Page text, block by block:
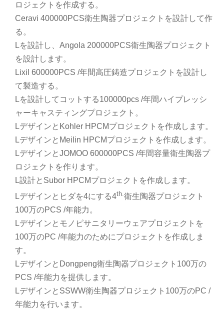
ロジェクトを作成する。
Ceravi 400000PCS衛生陶器プロジェクトを設計して作
る。
Lを設計し、Angola 200000PCS衛生陶器プロジェクト
を設計します。
Lixil 600000PCS /年間高圧鋳造プロジェクトを設計し
て製造する。
Lを設計してコットする100000pcs /年間ハイプレッシ
ャーキャスティングプロジェクト。
LデザインとKohler HPCMプロジェクトを作成します。
LデザインとMeilin HPCMプロジェクトを作成します。
LデザインとJOMOO 600000PCS /年間容量衛生陶器プ
ロジェクトを作ります。
L設計とSubor HPCMプロジェクトを作成します。
Lデザインとヒダを4にする4th.衛生陶器プロジェクト
100万のPCS /年能力。
Lデザインとモノピサニタリーウェアプロジェクトを
100万のPC /年能力のためにプロジェクトを作成しま
す。
LデザインとDongpeng衛生陶器プロジェクト100万の
PCS /年能力を提供します。
LデザインとSSWW衛生陶器プロジェクト100万のPC /
年能力を行います。